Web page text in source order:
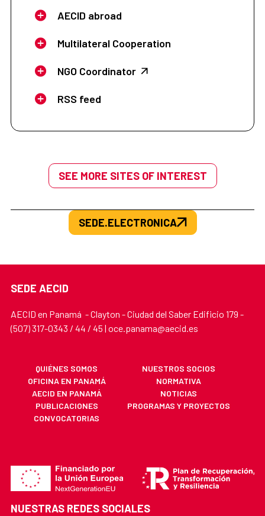
AECID abroad
Multilateral Cooperation
NGO Coordinator
RSS feed
SEE MORE SITES OF INTEREST
SEDE.ELECTRONICA
SEDE AECID
AECID en Panamá - Clayton - Ciudad del Saber Edificio 179 -
(507) 317-0343 / 44 / 45 | oce.panama@aecid.es
QUIÉNES SOMOS
NUESTROS SOCIOS
OFICINA EN PANAMÁ
NORMATIVA
AECID EN PANAMÁ
NOTICIAS
PUBLICACIONES
PROGRAMAS Y PROYECTOS
CONVOCATORIAS
NUESTRAS REDES SOCIALES